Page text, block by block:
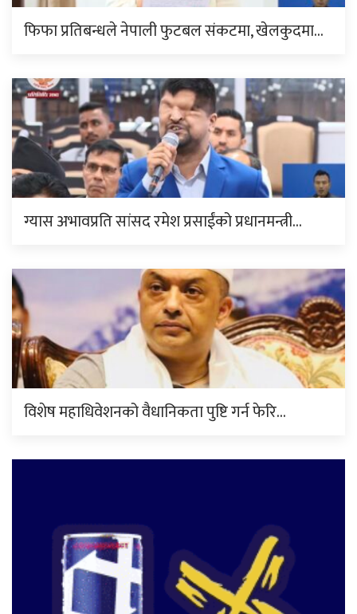
फिफा प्रतिबन्धले नेपाली फुटबल संकटमा, खेलकुदमा…
ग्यास अभावप्रति सांसद रमेश प्रसाईंको प्रधानमन्त्री…
विशेष महाधिवेशनको वैधानिकता पुष्टि गर्न फेरि…